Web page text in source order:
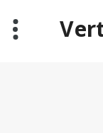
Inhalt
springen